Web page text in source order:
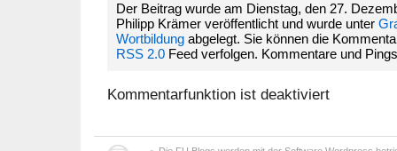
Der Beitrag wurde am Dienstag, den 27.
Philipp Krämer veröffentlicht und wurde unter
Wortbildung abgelegt. Sie können die
RSS 2.0 Feed verfolgen. Kommentare und
Kommentarfunktion ist deaktiviert